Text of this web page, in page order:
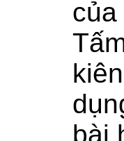
bài